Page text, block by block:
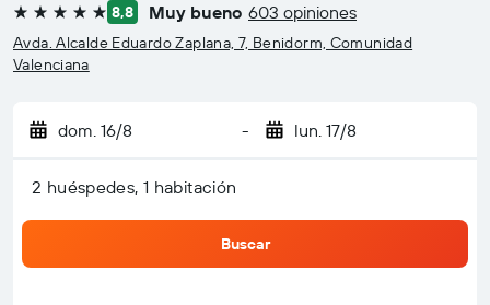
5 estrellas 8,8 Muy bueno 603 opiniones
Avda. Alcalde Eduardo Zaplana, 7, Benidorm, Comunidad
Valenciana
dom. 16/8 - lun. 17/8
2 huéspedes, 1 habitación
Buscar